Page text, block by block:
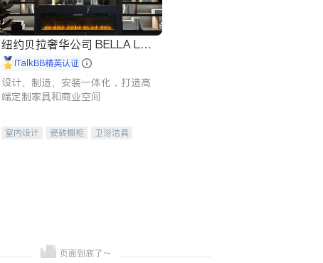
纽约贝拉奢华公司 BELLA LUX
E iTalkBB精英认证
设计、制造、安装一体化，打造高
端定制家具和商业空间
室内设计 瓷砖橱柜
卫浴洁具